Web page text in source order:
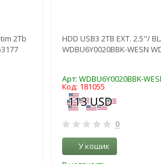
2Tb
HDD USB3 2TB EXT. 2.5"/
WDBU6Y0020BBK-WESN
Арт: WDBU6Y0020BBK-
Код: 181055
0
У кошик